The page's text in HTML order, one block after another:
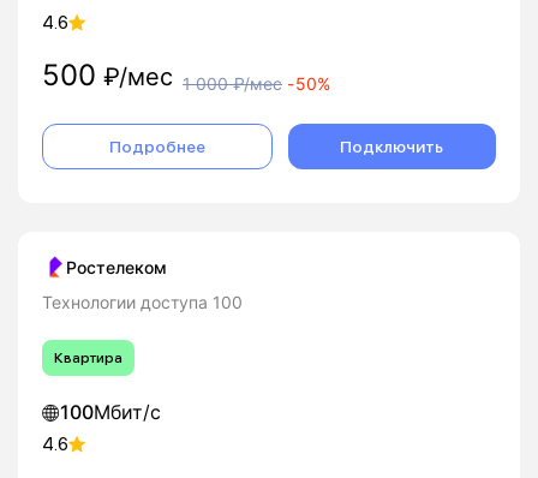
4.6
500 ₽/мес 1 000₽/мес -50%
Подробнее Подключить
Ростелеком
Технологии доступа 100
Квартира
100Мбит/с
4.6